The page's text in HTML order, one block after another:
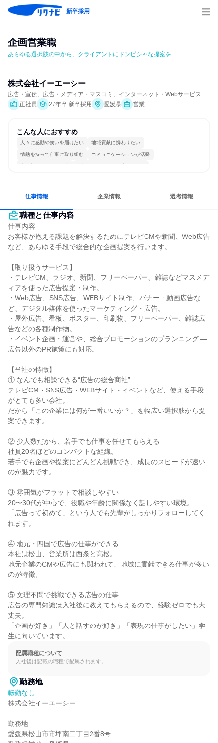
新卒採用
企画営業職
あらゆる選択肢の中から、クライアントにドンピシャな提案を
株式会社イーエーシー
広告・宣伝、広告・メディア・マスコミ、インターネット・Webサービス
正社員
27年卒 新卒採用 愛媛県 営業
こんな人におすすめ
人々に感動や笑いを届けたい 地域貢献に携わりたい
情熱を持って仕事に取り組む コミュニケーションが活発
常に新しいものに挑戦 女性が働きやすい環境で働ける
仕事情報 企業情報 選考情報
職種と仕事内容
仕事内容
お客様が抱える課題を解決するためにテレビCMや新聞、Web広告
など、あらゆる手段で総合的な企画提案を行います。
【取り扱うサービス】
・テレビCM、ラジオ、新聞、フリーペーパー、雑誌などマスメデ
ィアを使った広告提案・制作。
・Web広告、SNS広告、WEBサイト制作、バナー・動画広告な
ど、デジタル媒体を使ったマーケティング・広告。
・屋外広告、看板、ポスター、印刷物、フリーペーパー、雑誌広
告などの各種制作物。
・イベント企画・運営や、総合プロモーションのプランニング —
広告以外のPR施策にも対応。
【当社の特徴】
① なんでも相談できる“広告の総合商社”
テレビCM・SNS広告・WEBサイト・イベントなど、使える手段
がとても多い会社。
だから「この企業には何が一番いいか？」を幅広い選択肢から提
案できます。
② 少人数だから、若手でも仕事を任せてもらえる
社員20名ほどのコンパクトな組織。
若手でも企画や提案にどんどん挑戦でき、成長のスピードが速い
のが魅力です。
③ 雰囲気がフラットで相談しやすい
20〜30代が中心で、役職や年齢に関係なく話しやすい環境。
「広告って初めて」という人でも先輩がしっかりフォローしてく
れます。
④ 地元・四国で広告の仕事ができる
本社は松山、営業所は西条と高松。
地元企業のCMや広告にも関われて、地域に貢献できる仕事が多い
のが特徴。
⑤ 文理不問で挑戦できる広告の仕事
広告の専門知識は入社後に教えてもらえるので、経験ゼロでも大
丈夫。
「企画が好き」「人と話すのが好き」「表現の仕事がしたい」学
生に向いています。
配属職種について
入社後は記載の職種で配属されます。
勤務地
転勤なし
株式会社イーエーシー
勤務地
愛媛県松山市市坪南二丁目2番8号